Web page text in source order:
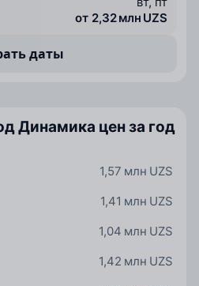
от 2,32 млн UZS
даты
Динамика цен за год
1,57 млн UZS
1,41 млн UZS
1,04 млн UZS
1,42 млн UZS